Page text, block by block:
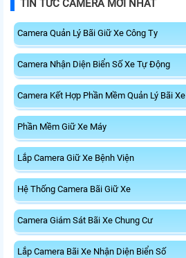
TIN TỨC CAMERA MỚI NHẤT
Camera Quản Lý Bãi Giữ Xe Công Ty
Camera Nhận Diện Biển Số Xe Tự Động
Camera Kết Hợp Phần Mềm Quản Lý Bãi Xe
Phần Mềm Giữ Xe Máy
Lắp Camera Giữ Xe Bệnh Viện
Hệ Thống Camera Bãi Giữ Xe
Camera Giám Sát Bãi Xe Chung Cư
Lắp Camera Bãi Xe Nhận Diện Biển Số